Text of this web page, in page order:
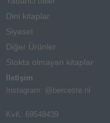
Dini kitaplar
Siyaset
Diğer Ürünler
Stokta olmayan kitaplar
İletişim
Instagram: @berceste.nl
KvK: 69548439